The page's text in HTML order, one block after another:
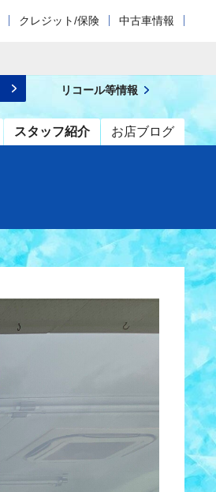
クレジット/保険 中古車情報
スタッフ紹介 お店ブログ
リコール等情報